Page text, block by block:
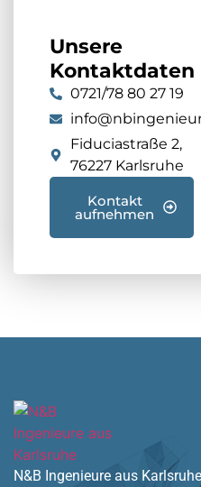
Unsere
Kontaktdaten
0721/78 80 27 19
Fiduciastraße 2,
76227 Karlsruhe
Kontakt
aufnehmen
N&B Ingenieure aus